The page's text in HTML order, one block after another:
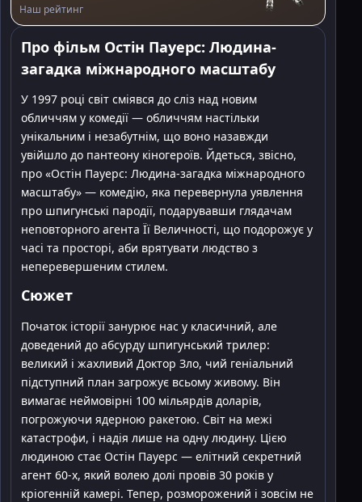
Наш рейтинг
Про фільм Остін Пауерс: Людина-
загадка міжнародного масштабу
У 1997 році світ сміявся до сліз над новим
обличчям у комедії — обличчям настільки
унікальним і незабутнім, що воно назавжди
увійшло до пантеону кіногероїв. Йдеться, звісно,
про «Остін Пауерс: Людина-загадка міжнародного
масштабу» — комедію, яка перевернула уявлення
про шпигунські пародії, подарувавши глядачам
неповторного агента Її Величності, що подорожує у
часі та просторі, аби врятувати людство з
неперевершеним стилем.
Сюжет
Початок історії занурює нас у класичний, але
доведений до абсурду шпигунський трилер:
великий і жахливий Доктор Зло, чий геніальний
підступний план загрожує всьому живому. Він
вимагає неймовірні 100 мільярдів доларів,
погрожуючи ядерною ракетою. Світ на межі
катастрофи, і надія лише на одну людину. Цією
людиною стає Остін Пауерс — елітний секретний
агент 60-х, який волею долі провів 30 років у
кріогенній камері. Тепер, розморожений і зовсім не